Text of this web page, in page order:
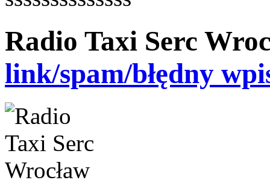
Radio Taxi Serc
link/spam/błędny